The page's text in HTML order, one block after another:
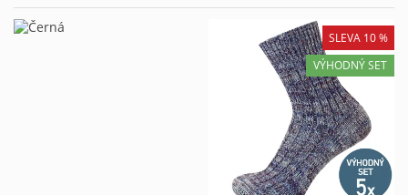
SLEVA 10 %
VÝHODNÝ SET